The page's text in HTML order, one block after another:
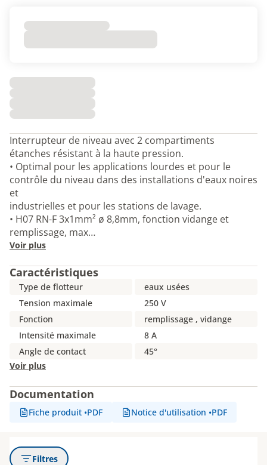
Interrupteur de niveau avec 2 compartiments
étanches résistant à la haute pression.
• Optimal pour les applications lourdes et pour le
contrôle du niveau dans des installations d'eaux noires
et
industrielles et pour les stations de lavage.
• H07 RN-F 3x1mm² ø 8,8mm, fonction vidange et
remplissage, max…
Voir plus
Caractéristiques
Type de flotteur
eaux usées
Tension maximale
250 V
Fonction
remplissage , vidange
Intensité maximale
8 A
Angle de contact
45°
Voir plus
Documentation
Fiche produit •PDF Notice d'utilisation •PDF
Filtres